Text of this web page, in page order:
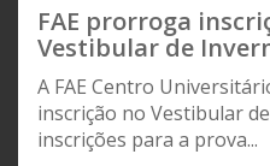
FAE prorroga
Vestibular de
A FAE Centro
inscrição no Vestibular
inscrições para a prova...